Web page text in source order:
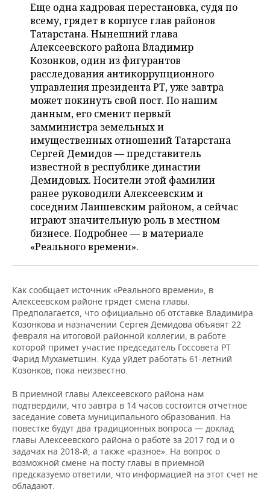
ИНВЕСТИЦИИ
НЕФТЕХИМИЯ
НЕФТЬ
ОПК
ЭНЕРГЕТИКА
НОВОСТИ БИЗНЕСА
РОЗНИЧНАЯ ТОРГОВЛЯ
ТРАНСПОРТ
УСЛУГИ
ТЕХНОЛОГИИ
НОВОСТИ ТЕХНОЛОГИЙ
МЕДИА
ТЕЛЕКОММУНИКАЦИИ
МЕРОПРИЯТИЯ
НОВОСТИ МЕРОПРИЯТИЙ
ВЫЕЗДНАЯ РЕДАКЦИЯ
БИЗНЕС-БРАНЧИ
ONLINE-КОНФЕРЕНЦИИ
ОТКРЫТАЯ ЛЕКЦИЯ
СПОРТ
НОВОСТИ СПОРТА
ФУТБОЛ
ХОККЕЙ
БАСКЕТБОЛ
ВОЛЕЙБОЛ
КИБЕРСПОРТ
ВОДНЫЕ ВИДЫ СПОРТА
ХОККЕЙ С МЯЧОМ
ОБЩЕСТВО
НОВОСТИ ОБЩЕСТВА
ВЛАСТЬ
ИНФРАСТРУКТУРА
ИСТОРИЯ
КУЛЬТУРА
ОБРАЗОВАНИЕ
ПРОИСШЕСТВИЯ
ФОТОГАЛЕРЕЯ
СЮЖЕТЫ
СПРАВОЧНИК
СПИСОК ПЕРСОН
СПИСОК КОМПАНИЙ
ПОЛНАЯ ВЕРСИЯ
Еще одна кадровая перестановка, судя по
всему, грядет в корпусе глав районов
Татарстана. Нынешний глава
Алексеевского района Владимир
Козонков, один из фигурантов
расследования антикоррупционного
управления президента РТ, уже завтра
может покинуть свой пост. По нашим
данным, его сменит первый
замминистра земельных и
имущественных отношений Татарстана
Сергей Демидов — представитель
известной в республике династии
Демидовых. Носители этой фамилии
ранее руководили Алексеевским и
соседним Лаишевским районом, а сейчас
играют значительную роль в местном
бизнесе. Подробнее — в материале
«Реального времени».
Как сообщает источник «Реального времени», в
Алексеевском районе грядет смена главы.
Предполагается, что официально об отставке Владимира
Козонкова и назначении Сергея Демидова объявят 22
февраля на итоговой районной коллегии, в работе
которой примет участие председатель Госсовета РТ
Фарид Мухаметшин. Куда уйдет работать 61-летний
Козонков, пока неизвестно.
В приемной главы Алексеевского района нам
подтвердили, что завтра в 14 часов состоится отчетное
заседание совета муниципального образования. На
повестке будут два традиционных вопроса — доклад
главы Алексеевского района о работе за 2017 год и о
задачах на 2018-й, а также «разное». На вопрос о
возможной смене на посту главы в приемной
предсказуемо ответили, что информацией на этот счет не
обладают.